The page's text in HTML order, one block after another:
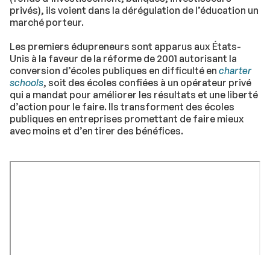
privés), ils voient dans la dérégulation de l’éducation un
marché porteur.
Les premiers édupreneurs sont apparus aux États-
Unis à la faveur de la réforme de 2001 autorisant la
conversion d’écoles publiques en difficulté en charter
schools, soit des écoles confiées à un opérateur privé
qui a mandat pour améliorer les résultats et une liberté
d’action pour le faire. Ils transforment des écoles
publiques en entreprises promettant de faire mieux
avec moins et d’en tirer des bénéfices.